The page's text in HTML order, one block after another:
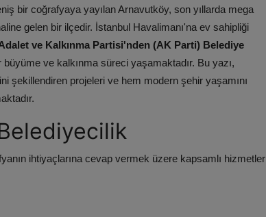
bir coğrafyaya yayılan Arnavutköy, son yıllarda mega
gelen bir ilçedir. İstanbul Havalimanı'na ev sahipliği
ve Kalkınma Partisi'nden (AK Parti) Belediye
büyüme ve kalkınma süreci yaşamaktadır. Bu yazı,
şekillendiren projeleri ve hem modern şehir yaşamını
ihtiyaçlarına cevap vermek üzere kapsamlı hizmetler